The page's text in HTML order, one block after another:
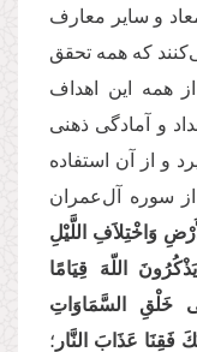
معاد و سایر معارف
که همه‌ تحقق
همه این اهداف
و آمادگی ذهنی
و از آن استفاده
‌کند. مثلا خداوند در آیات 190 و 191 از سوره آل‌عمران
وَاخْتِلاَفِ اللَّیْلِ
اللّهَ قِیَامًا
خَلْقِ السَّمَاوَاتِ
فَقِنَا عَذَابَ النَّار ؛